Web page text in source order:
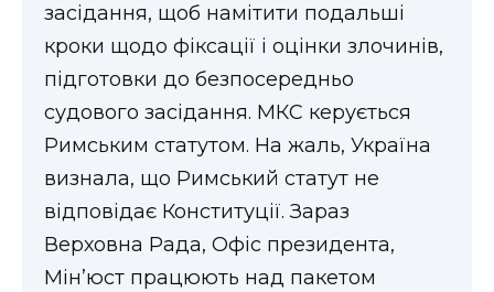
засідання, щоб намітити подальші
кроки щодо фіксації і оцінки злочинів,
підготовки до безпосередньо
судового засідання. МКС керується
Римським статутом. На жаль, Україна
визнала, що Римський статут не
відповідає Конституції. Зараз
Верховна Рада, Офіс президента,
Мін’юст працюють над пакетом